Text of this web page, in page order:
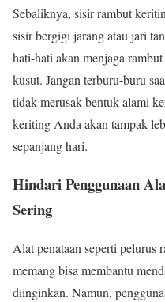
Sebaliknya, sisir rambut
sisir bergigi jarang atau jari
hati-hati akan menjaga
kusut. Jangan terburu-buru
tidak merusak bentuk alami
keriting Anda akan tampak
sepanjang hari.
Hindari Penggunaan
Sering
Alat penataan seperti pelurus
memang bisa membantu
diinginkan. Namun,